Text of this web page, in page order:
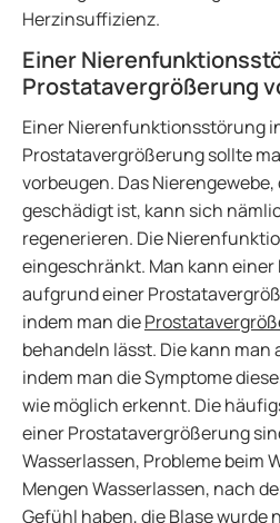
Herzinsuffizienz.
Einer
Prostatavergrößerung
Einer Nierenfunktionsstörung
Prostatavergrößerung sollte
vorbeugen. Das
geschädigt ist, kann sich
regenerieren. Die
eingeschränkt. Man kann
aufgrund einer
indem man die
behandeln lässt. Die kann man
indem man die Symptome
wie möglich erkennt. Die
einer Prostatavergrößerung
Wasserlassen, Probleme beim
Mengen Wasserlassen, nach
Gefühl haben, die Blase